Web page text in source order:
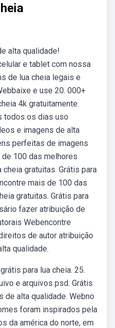
alta qualidade!
e tablet com nossa
de lua cheia legais e
e use 20. 000+
4k gratuitamente.
todos os dias uso
e imagens de alta
perfeitas de imagens
de 100 das melhores
gratuitas. Grátis para
mais de 100 das
gratuitas. Grátis para
fazer atribuição de
Webencontre
de autor atribuição
qualidade.
para lua cheia. 25.
e arquivos psd. Grátis
de alta qualidade. Webno
foram inspirados pela
da américa do norte, em